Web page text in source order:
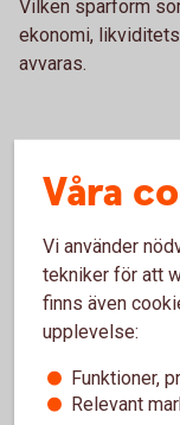
Vilken sparform
ekonomi,
avvaras.
avkastning.
en risk och du
investerade
för fonder finns
Våra
Vi använder
tekniker för att
finns även
upplevelse:
Funktioner,
Relevant